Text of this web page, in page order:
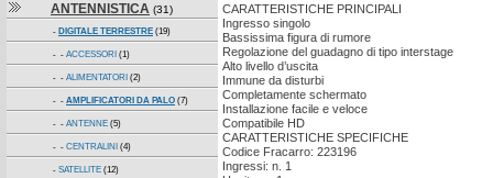
ANTENNISTICA (31)
- DIGITALE TERRESTRE (19)
- - ACCESSORI (1)
- - ALIMENTATORI (2)
- - AMPLIFICATORI DA PALO (7)
- - ANTENNE (5)
- - CENTRALINI (4)
- SATELLITE (12)
CARATTERISTICHE PRINCIPALI
Ingresso singolo
Bassissima figura di rumore
Regolazione del guadagno di tipo interstage
Alto livello d’uscita
Immune da disturbi
Completamente schermato
Installazione facile e veloce
Compatibile HD
CARATTERISTICHE SPECIFICHE
Codice Fracarro: 223196
Ingressi: n. 1